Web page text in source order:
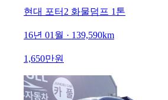
현대 포터2 화물덤프 1톤
16년 01월 · 139,590km
1,650만원